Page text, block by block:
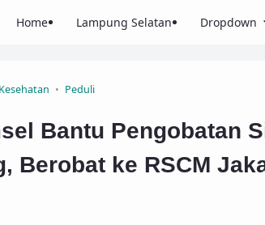
Home Lampung Selatan Dropdown
Kesehatan Peduli
Bantu Pengobatan
Berobat ke RSCM